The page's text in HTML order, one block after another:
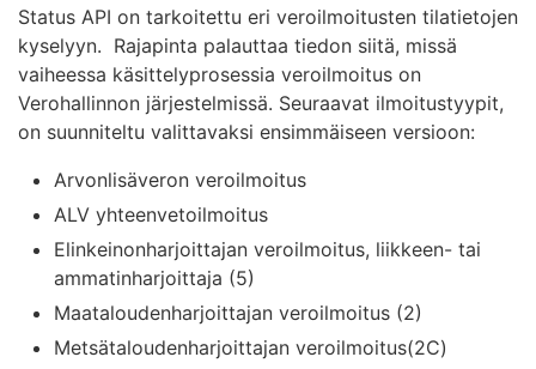
Status API on tarkoitettu eri veroilmoitusten tilatietojen
kyselyyn. Rajapinta palauttaa tiedon siitä, missä
vaiheessa käsittelyprosessia veroilmoitus on
Verohallinnon järjestelmissä. Seuraavat ilmoitustyypit,
on suunniteltu valittavaksi ensimmäiseen versioon:
Arvonlisäveron veroilmoitus
ALV yhteenvetoilmoitus
Elinkeinonharjoittajan veroilmoitus, liikkeen- tai
ammatinharjoittaja (5)
Maataloudenharjoittajan veroilmoitus (2)
Metsätaloudenharjoittajan veroilmoitus(2C)